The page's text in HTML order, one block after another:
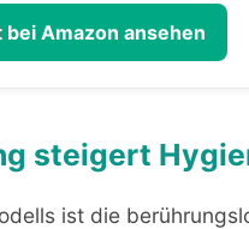
bei Amazon ansehen
steigert
ist die